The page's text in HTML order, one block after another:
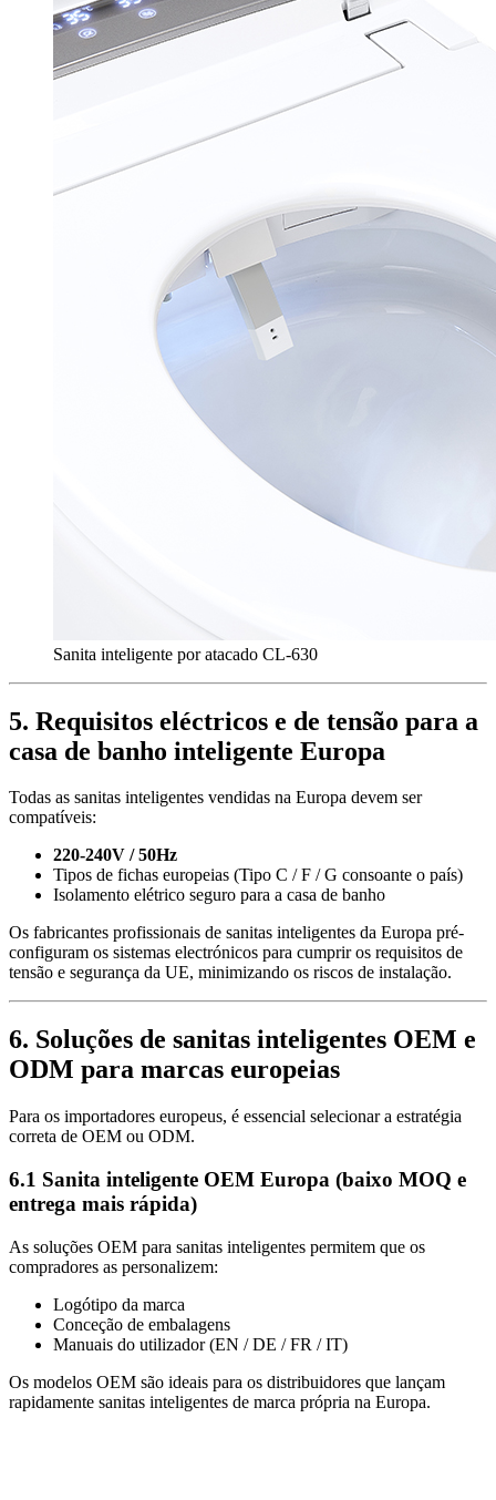
Sanita inteligente por atacado CL-630
5. Requisitos eléctricos e de tensão para a
casa de banho inteligente Europa
Todas as sanitas inteligentes vendidas na Europa devem ser
compatíveis:
220-240V / 50Hz
Tipos de fichas europeias (Tipo C / F / G consoante o país)
Isolamento elétrico seguro para a casa de banho
Os fabricantes profissionais de sanitas inteligentes da Europa pré-
configuram os sistemas electrónicos para cumprir os requisitos de
tensão e segurança da UE, minimizando os riscos de instalação.
6. Soluções de sanitas inteligentes OEM e
ODM para marcas europeias
Para os importadores europeus, é essencial selecionar a estratégia
correta de OEM ou ODM.
6.1 Sanita inteligente OEM Europa (baixo MOQ e
entrega mais rápida)
As soluções OEM para sanitas inteligentes permitem que os
compradores as personalizem:
Logótipo da marca
Conceção de embalagens
Manuais do utilizador (EN / DE / FR / IT)
Os modelos OEM são ideais para os distribuidores que lançam
rapidamente sanitas inteligentes de marca própria na Europa.